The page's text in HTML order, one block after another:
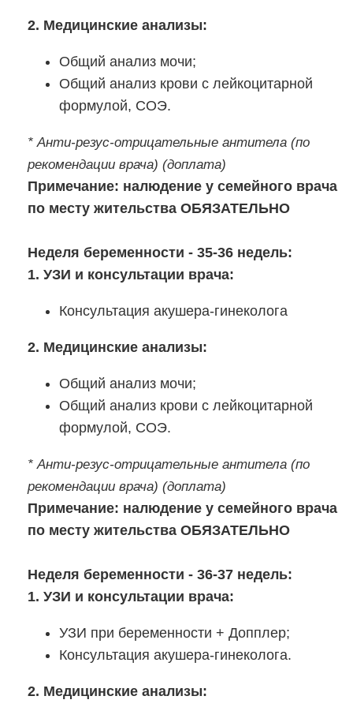
2. Медицинские анализы:
Общий анализ мочи;
Общий анализ крови с лейкоцитарной
формулой, СОЭ.
* Анти-резус-отрицательные антитела (по
рекомендации врача) (доплата)
Примечание: налюдение у семейного врача
по месту жительства ОБЯЗАТЕЛЬНО
Неделя беременности - 35-36 недель:
1. УЗИ и консультации врача:
Консультация акушера-гинеколога
2. Медицинские анализы:
Общий анализ мочи;
Общий анализ крови с лейкоцитарной
формулой, СОЭ.
* Анти-резус-отрицательные антитела (по
рекомендации врача) (доплата)
Примечание: налюдение у семейного врача
по месту жительства ОБЯЗАТЕЛЬНО
Неделя беременности - 36-37 недель:
1. УЗИ и консультации врача:
УЗИ при беременности + Допплер;
Консультация акушера-гинеколога.
2. Медицинские анализы: